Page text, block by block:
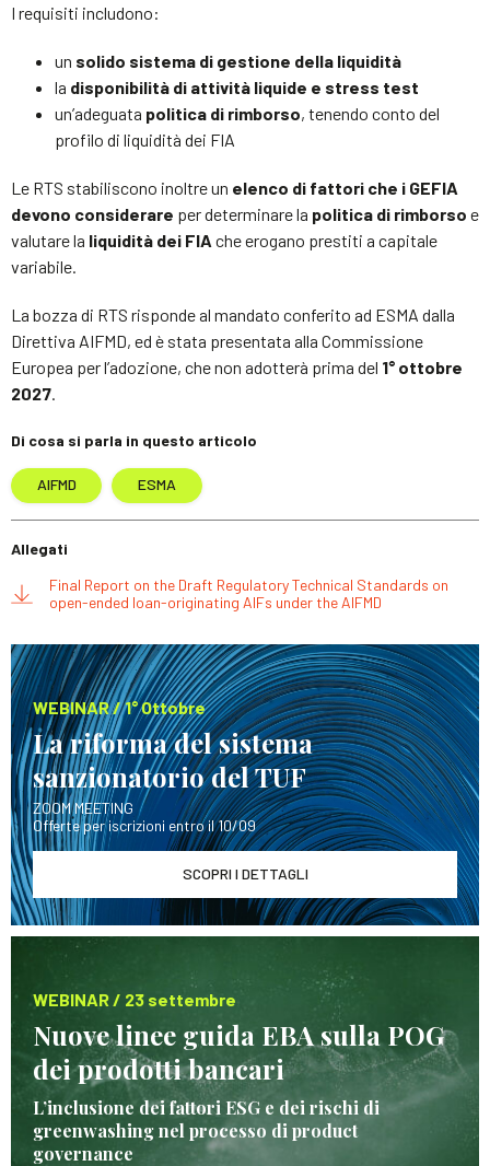
I requisiti includono:
un solido sistema di gestione della liquidità
la disponibilità di attività liquide e stress test
un’adeguata politica di rimborso, tenendo conto del
profilo di liquidità dei FIA
Le RTS stabiliscono inoltre un elenco di fattori che i GEFIA
devono considerare per determinare la politica di rimborso e
valutare la liquidità dei FIA che erogano prestiti a capitale
variabile.
La bozza di RTS risponde al mandato conferito ad ESMA dalla
Direttiva AIFMD, ed è stata presentata alla Commissione
Europea per l’adozione, che non adotterà prima del 1° ottobre
2027.
Di cosa si parla in questo articolo
AIFMD ESMA
Allegati
Final Report on the Draft Regulatory Technical Standards on
open-ended loan-originating AIFs under the AIFMD
WEBINAR / 1° Ottobre
La riforma del sistema
sanzionatorio del TUF
ZOOM MEETING
Offerte per iscrizioni entro il 10/09
SCOPRI I DETTAGLI
WEBINAR / 23 settembre
Nuove linee guida EBA sulla POG
dei prodotti bancari
L’inclusione dei fattori ESG e dei rischi di
greenwashing nel processo di product
governance